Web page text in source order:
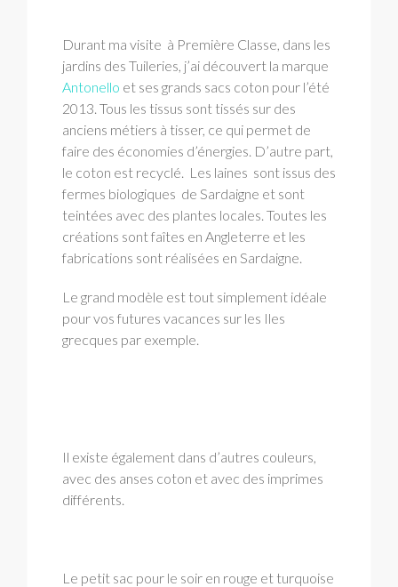
Durant ma visite à Première Classe, dans les
jardins des Tuileries, j’ai découvert la marque
Antonello et ses grands sacs coton pour l’été
2013. Tous les tissus sont tissés sur des
anciens métiers à tisser, ce qui permet de
faire des économies d’énergies. D’autre part,
le coton est recyclé. Les laines sont issus des
fermes biologiques de Sardaigne et sont
teintées avec des plantes locales. Toutes les
créations sont faîtes en Angleterre et les
fabrications sont réalisées en Sardaigne.
Le grand modèle est tout simplement idéale
pour vos futures vacances sur les Iles
grecques par exemple.
Il existe également dans d’autres couleurs,
avec des anses coton et avec des imprimes
différents.
Le petit sac pour le soir en rouge et turquoise